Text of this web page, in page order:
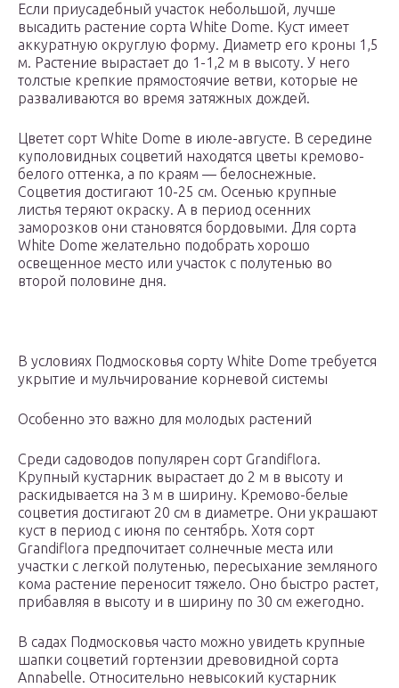
Если приусадебный участок небольшой, лучше
высадить растение сорта White Dome. Куст имеет
аккуратную округлую форму. Диаметр его кроны 1,5
м. Растение вырастает до 1-1,2 м в высоту. У него
толстые крепкие прямостоячие ветви, которые не
разваливаются во время затяжных дождей.
Цветет сорт White Dome в июле-августе. В середине
куполовидных соцветий находятся цветы кремово-
белого оттенка, а по краям — белоснежные.
Соцветия достигают 10-25 см. Осенью крупные
листья теряют окраску. А в период осенних
заморозков они становятся бордовыми. Для сорта
White Dome желательно подобрать хорошо
освещенное место или участок с полутенью во
второй половине дня.
В условиях Подмосковья сорту White Dome требуется
укрытие и мульчирование корневой системы
Особенно это важно для молодых растений
Среди садоводов популярен сорт Grandiflora.
Крупный кустарник вырастает до 2 м в высоту и
раскидывается на 3 м в ширину. Кремово-белые
соцветия достигают 20 см в диаметре. Они украшают
куст в период с июня по сентябрь. Хотя сорт
Grandiflora предпочитает солнечные места или
участки с легкой полутенью, пересыхание земляного
кома растение переносит тяжело. Оно быстро растет,
прибавляя в высоту и в ширину по 30 см ежегодно.
В садах Подмосковья часто можно увидеть крупные
шапки соцветий гортензии древовидной сорта
Annabelle. Относительно невысокий кустарник